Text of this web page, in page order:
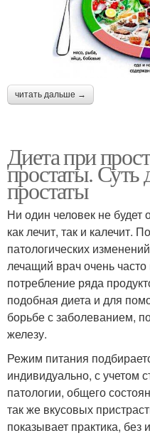
читать дальше →
Диета при
простаты. Суть
простаты
Ни один человек не будет
как лечит, так и калечит.
патологических
лечащий врач очень
потребление ряда
подобная диета и для
борьбе с заболеванием,
железу.
Режим питания
индивидуально, с учетом
патологии, общего
так же вкусовых
показывает практика,